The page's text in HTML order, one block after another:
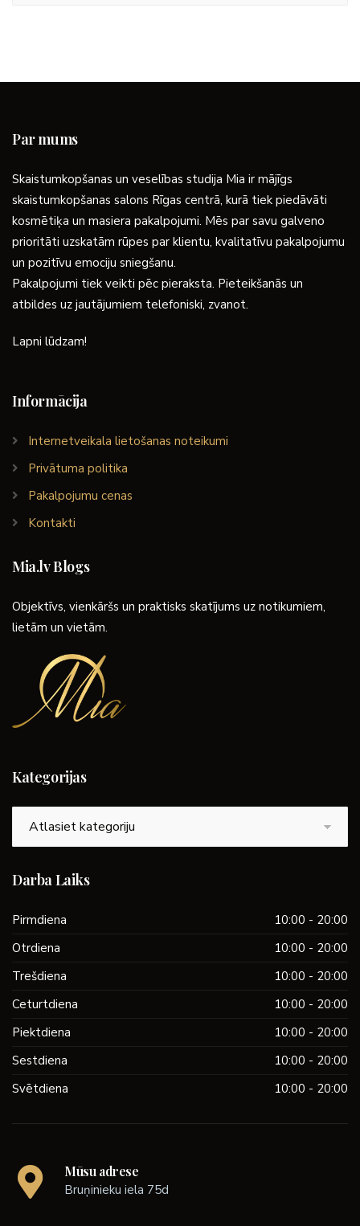
Par mums
Skaistumkopšanas un veselības studija Mia ir mājīgs
skaistumkopšanas salons Rīgas centrā, kurā tiek piedāvāti
kosmētiķa un masiera pakalpojumi. Mēs par savu galveno
prioritāti uzskatām rūpes par klientu, kvalitatīvu pakalpojumu
un pozitīvu emociju sniegšanu.
Pakalpojumi tiek veikti pēc pieraksta. Pieteikšanās un
atbildes uz jautājumiem telefoniski, zvanot.
Lapni lūdzam!
Informācija
Internetveikala lietošanas noteikumi
Privātuma politika
Pakalpojumu cenas
Kontakti
Mia.lv Blogs
Objektīvs, vienkāršs un praktisks skatījums uz notikumiem,
lietām un vietām.
Kategorijas
Darba Laiks
Pirmdiena
10:00 - 20:00
Otrdiena
10:00 - 20:00
Trešdiena
10:00 - 20:00
Ceturtdiena
10:00 - 20:00
Piektdiena
10:00 - 20:00
Sestdiena
10:00 - 20:00
Svētdiena
10:00 - 20:00
Mūsu adrese
Bruņinieku iela 75d